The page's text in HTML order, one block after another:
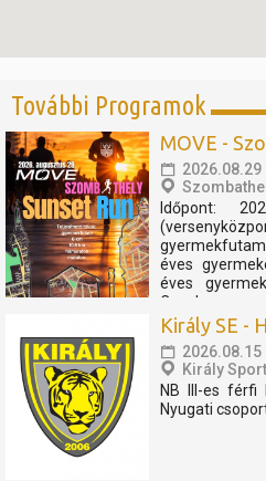
További Programok
MOVE -
2026.08.29
Időpont:
éves
éves
Cosplay
Thor,
való közös
Király SE -
2026.08.15
Király
NB III-es férfi
Nyugati